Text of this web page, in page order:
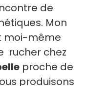
de
Mon
moi-même
rucher chez
proche de
produisons